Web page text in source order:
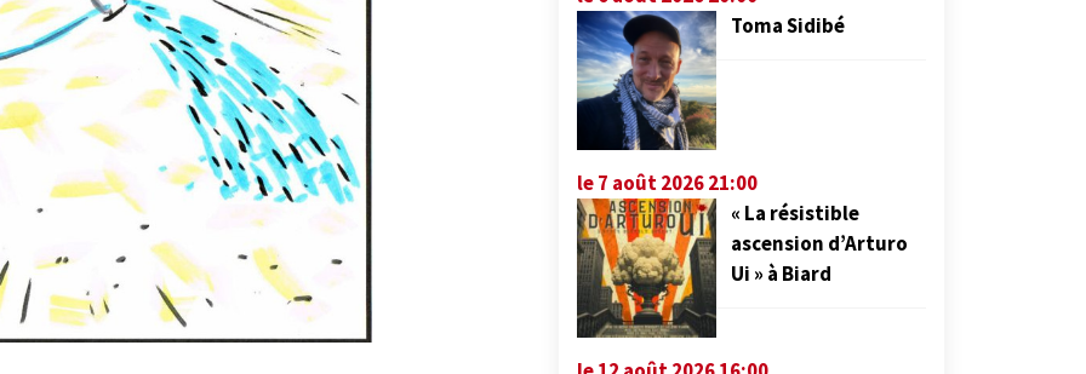
Toma Sidibé
le 7 août 2026 21:00
« La résistible
ascension d’Arturo
Ui » à Biard